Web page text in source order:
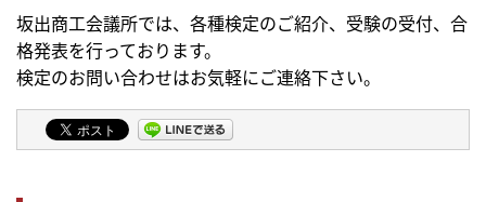
坂出商工会議所では、各種検定のご紹介、受験の受付、合
格発表を行っております。
検定のお問い合わせはお気軽にご連絡下さい。